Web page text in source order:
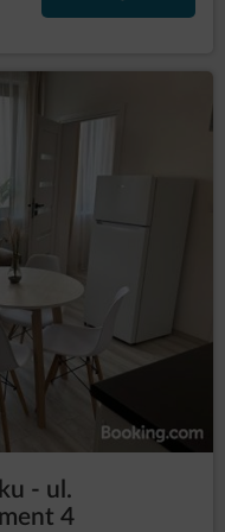
(art. 20 RODO)
osobowych jej
Administratorowi
jeżeli dane są
zgody osoby, której
z nią zawartej oraz
w sposób
jej danych
celach
związanych z jej
tym wobec profilowania.
danych dokonuje oceny
uzasadnionych
nadrzędnych wobec
osób, których dane
ustalenia, dochodzenia
zgodnie z oceną
administratora,
zobowiązany
- ul.
4